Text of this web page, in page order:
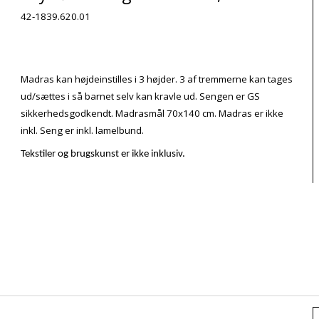
42-1839.620.01
Madras kan højdeinstilles i 3 højder. 3 af tremmerne kan tages
ud/sættes i så barnet selv kan kravle ud. Sengen er GS
sikkerhedsgodkendt. Madrasmål 70x140 cm. Madras er ikke
inkl. Seng er inkl. lamelbund.
Tekstiler og brugskunst er ikke inklusiv.